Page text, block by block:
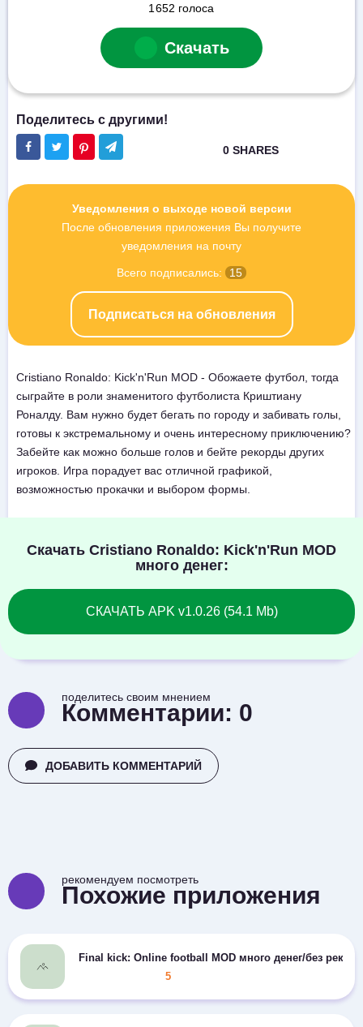
1652 голоса
Скачать
Уведомления о выходе новой версии
После обновления приложения Вы получите
уведомления на почту
Подписаться на обновления
Всего подписались: 15
Cristiano Ronaldo: Kick'n'Run MOD - Обожаете футбол, тогда
сыграйте в роли знаменитого футболиста Криштиану
Роналду. Вам нужно будет бегать по городу и забивать голы,
готовы к экстремальному и очень интересному приключению?
Забейте как можно больше голов и бейте рекорды других
игроков. Игра порадует вас отличной графикой,
возможностью прокачки и выбором формы.
Скачать Cristiano Ronaldo: Kick'n'Run MOD
много денег:
СКАЧАТЬ APK v1.0.26 (54.1 Mb)
поделитесь своим мнением
Комментарии: 0
ДОБАВИТЬ КОММЕНТАРИЙ
рекомендуем посмотреть
Похожие приложения
Final kick: Online football MOD много денег/без
5